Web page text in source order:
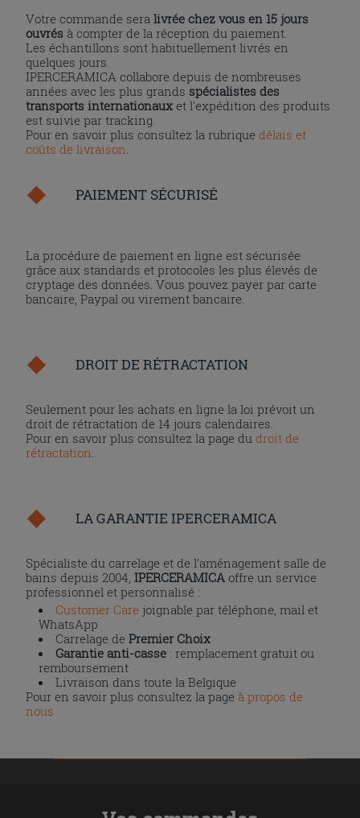
Votre commande seralivrée chez vous en 15 jours
ouvrés à compter de la réception du paiement.
Les échantillons sont habituellement livrés en
quelques jours.
IPERCERAMICA collabore depuis de nombreuses
années avec les plus grands spécialistes des
transports internationaux et l'expédition des produits
est suivie par tracking.
Pour en savoir plus consultez la rubriquedélais et
coûts de livraison.
PAIEMENT SÉCURISÉ
La procédure de paiement en ligne est sécurisée
grâce aux standards et protocoles les plus élevés de
cryptage des données. Vous pouvez payer par carte
bancaire, Paypal ou virement bancaire.
DROIT DE RÉTRACTATION
Seulement pour les achats en ligne la loi prévoit un
droit de rétractation de 14 jours calendaires.
Pour en savoir plus consultez la page dudroit de
rétractation.
LA GARANTIE IPERCERAMICA
Spécialiste du carrelage et de l’aménagement salle de
bains depuis 2004,IPERCERAMICA offre un service
professionnel et personnalisé :
Customer Care joignable par téléphone, mail et
WhatsApp
Carrelage dePremier Choix
Garantie anti-casse : remplacement gratuit ou
remboursement
Livraison dans toute la Belgique
Pour en savoir plus consultez la page à propos de
nous